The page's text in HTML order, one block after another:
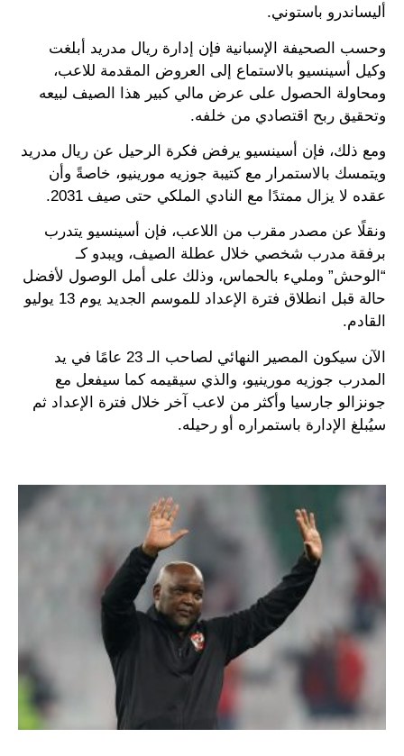
أليساندرو باستوني.
وحسب الصحيفة الإسبانية فإن إدارة ريال مدريد أبلغت
وكيل أسينسيو بالاستماع إلى العروض المقدمة للاعب،
ومحاولة الحصول على عرض مالي كبير هذا الصيف لبيعه
وتحقيق ربح اقتصادي من خلفه.
ومع ذلك، فإن أسينسيو يرفض فكرة الرحيل عن ريال مدريد
ويتمسك بالاستمرار مع كتيبة جوزيه مورينيو، خاصةً وأن
عقده لا يزال ممتدًا مع النادي الملكي حتى صيف 2031.
ونقلًا عن مصدر مقرب من اللاعب، فإن أسينسيو يتدرب
برفقة مدرب شخصي خلال عطلة الصيف، ويبدو كـ
“الوحش” ومليء بالحماس، وذلك على أمل الوصول لأفضل
حالة قبل انطلاق فترة الإعداد للموسم الجديد يوم 13 يوليو
القادم.
الآن سيكون المصير النهائي لصاحب الـ 23 عامًا في يد
المدرب جوزيه مورينيو، والذي سيقيمه كما سيفعل مع
جونزالو جارسيا وأكثر من لاعب آخر خلال فترة الإعداد ثم
سيُبلغ الإدارة باستمراره أو رحيله.